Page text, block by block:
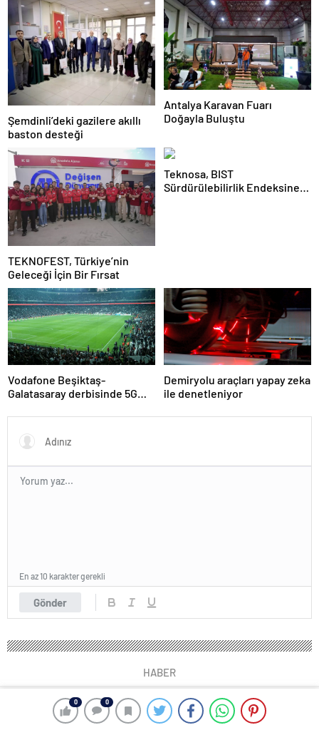
0 0
Şemdinli’deki gazilere akıllı
baston desteği
Antalya Karavan Fuarı
Doğayla Buluştu
TEKNOFEST, Türkiye’nin
Geleceği İçin Bir Fırsat
Teknosa, BIST
Sürdürülebilirlik Endeksine
Vodafone Beşiktaş-
Galatasaray derbisinde 5G
Demiryolu araçları yapay zeka
ile denetleniyor
Gönder
En az 10 karakter gerekli
HABER